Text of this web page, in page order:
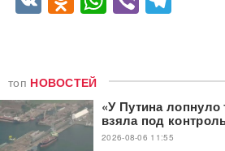
топ НОВОСТЕЙ
«У Путина лопнуло
взяла под
2026-08-06 11:55